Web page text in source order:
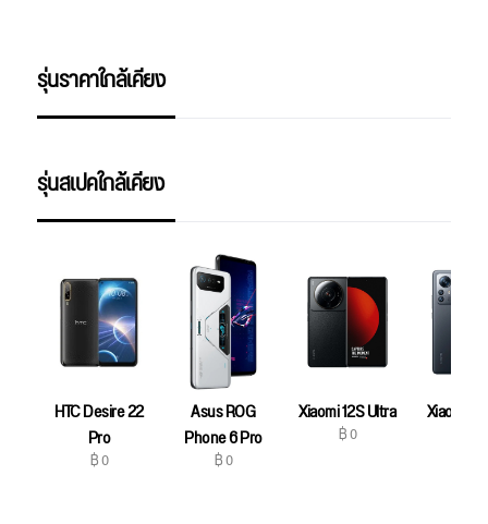
รุ่นราคาใกล้เคียง
รุ่นสเปคใกล้เคียง
HTC Desire 22
Pro
฿ 0
Asus ROG
Phone 6 Pro
฿ 0
Xiaomi 12S Ultra
฿ 0
Xiaomi